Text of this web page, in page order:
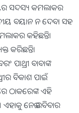
ସଦସ୍ୟ କମଲାକର
ବୟାନ ନ ଦେବା ସହ
କହିଛନ୍ତି।
କରିଛନ୍ତି।
ପାଥ୍ରୀ ବାବାଙ୍କ
ବିକାଶ ପାଇଁ
ଠାକରେଙ୍କ ଏହି
ଏହାକୁ ନେଇ ରବିବାର